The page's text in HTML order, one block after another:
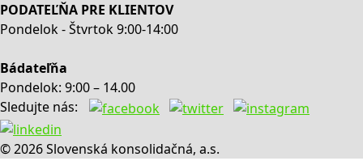
PODATEĽŇA PRE KLIENTOV
Pondelok - Štvrtok 9:00-14:00
Bádateľňa
Pondelok: 9:00 – 14.00
Sledujte nás:
© 2026 Slovenská konsolidačná, a.s.